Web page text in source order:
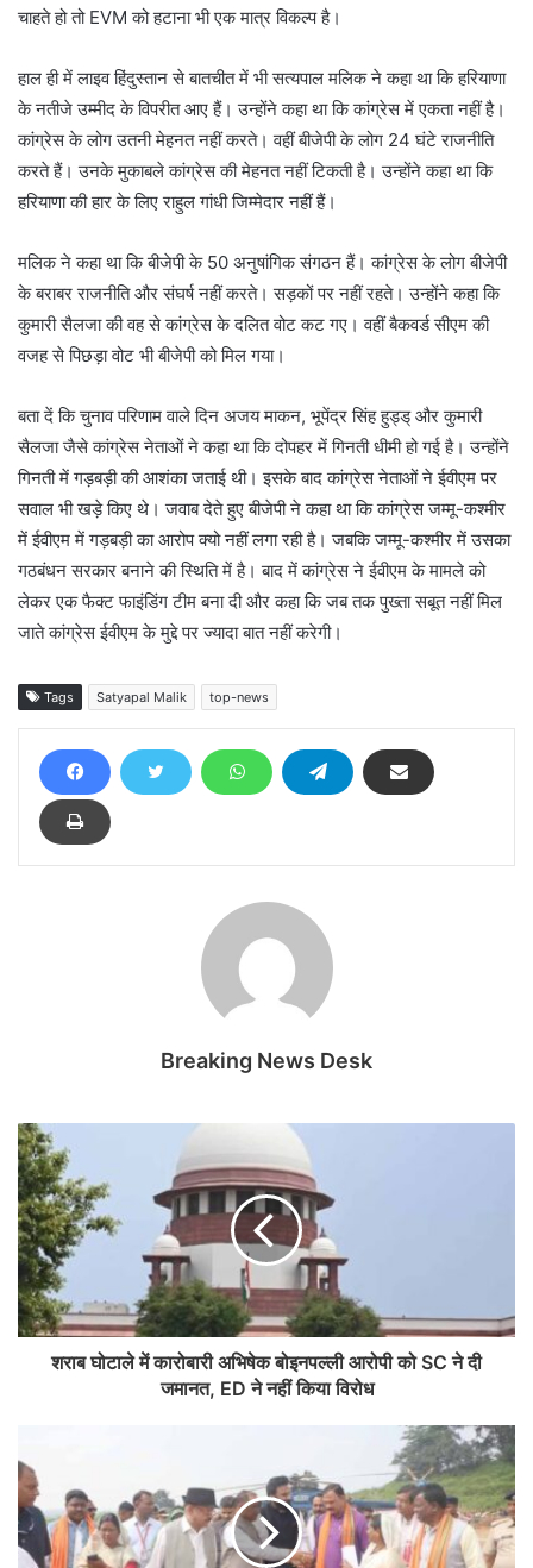
चाहते हो तो EVM को हटाना भी एक मात्र विकल्प है।
हाल ही में लाइव हिंदुस्तान से बातचीत में भी सत्यपाल मलिक ने कहा था कि हरियाणा
के नतीजे उम्मीद के विपरीत आए हैं। उन्होंने कहा था कि कांग्रेस में एकता नहीं है।
कांग्रेस के लोग उतनी मेहनत नहीं करते। वहीं बीजेपी के लोग 24 घंटे राजनीति
करते हैं। उनके मुकाबले कांग्रेस की मेहनत नहीं टिकती है। उन्होंने कहा था कि
हरियाणा की हार के लिए राहुल गांधी जिम्मेदार नहीं हैं।
मलिक ने कहा था कि बीजेपी के 50 अनुषांगिक संगठन हैं। कांग्रेस के लोग बीजेपी
के बराबर राजनीति और संघर्ष नहीं करते। सड़कों पर नहीं रहते। उन्होंने कहा कि
कुमारी सैलजा की वह से कांग्रेस के दलित वोट कट गए। वहीं बैकवर्ड सीएम की
वजह से पिछड़ा वोट भी बीजेपी को मिल गया।
बता दें कि चुनाव परिणाम वाले दिन अजय माकन, भूपेंद्र सिंह हुड्ड् और कुमारी
सैलजा जैसे कांग्रेस नेताओं ने कहा था कि दोपहर में गिनती धीमी हो गई है। उन्होंने
गिनती में गड़बड़ी की आशंका जताई थी। इसके बाद कांग्रेस नेताओं ने ईवीएम पर
सवाल भी खड़े किए थे। जवाब देते हुए बीजेपी ने कहा था कि कांग्रेस जम्मू-कश्मीर
में ईवीएम में गड़बड़ी का आरोप क्यो नहीं लगा रही है। जबकि जम्मू-कश्मीर में उसका
गठबंधन सरकार बनाने की स्थिति में है। बाद में कांग्रेस ने ईवीएम के मामले को
लेकर एक फैक्ट फाइंडिंग टीम बना दी और कहा कि जब तक पुख्ता सबूत नहीं मिल
जाते कांग्रेस ईवीएम के मुद्दे पर ज्यादा बात नहीं करेगी।
Tags Satyapal Malik top-news
Breaking News Desk
शराब घोटाले में कारोबारी अभिषेक बोइनपल्ली आरोपी को SC ने दी
जमानत, ED ने नहीं किया विरोध